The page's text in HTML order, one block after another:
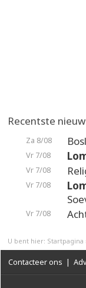
Recentste
Za 8/08
Vr 7/08
Vr 7/08
Vr 7/08
Vr 7/08
U bent hier: Startpagina
Contacteer ons |